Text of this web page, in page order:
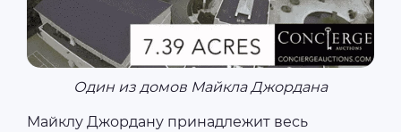
Один из домов Майкла Джордана
Майклу Джордану принадлежит весь